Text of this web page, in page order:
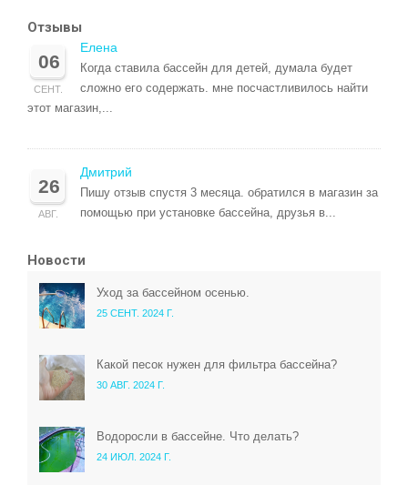
Отзывы
06
СЕНТ.
Елена
Когда ставила бассейн для детей, думала будет
сложно его содержать. мне посчастливилось найти
этот магазин,...
26
АВГ.
Дмитрий
Пишу отзыв спустя 3 месяца. обратился в магазин за
помощью при установке бассейна, друзья в...
Новости
Уход за бассейном осенью.
25 СЕНТ. 2024 Г.
Какой песок нужен для фильтра бассейна?
30 АВГ. 2024 Г.
Водоросли в бассейне. Что делать?
24 ИЮЛ. 2024 Г.